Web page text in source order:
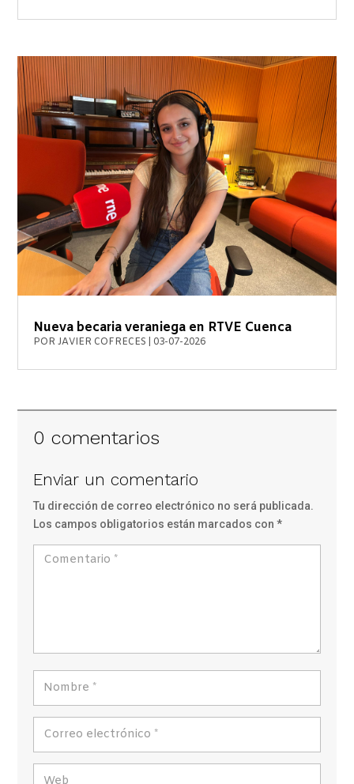
Nueva becaria veraniega en RTVE Cuenca
PORJAVIER COFRECES 03-07-2026
0 comentarios
Enviar un comentario
Tu dirección de correo electrónico no será publicada.
Los campos obligatorios están marcados con*